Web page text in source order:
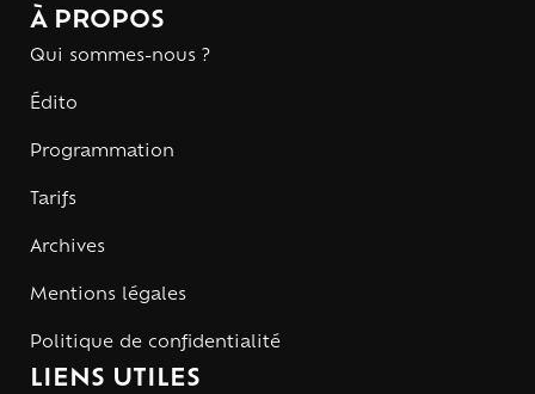
À PROPOS
Qui sommes-nous ?
Édito
Programmation
Tarifs
Archives
Mentions légales
Politique de confidentialité
LIENS UTILES